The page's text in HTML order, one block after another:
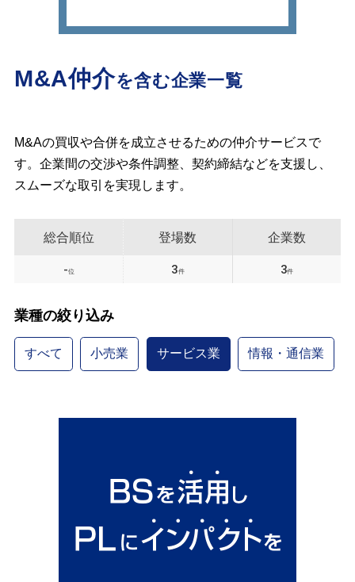
M&A仲介を含む企業一覧
M&Aの買収や合併を成立させるための仲介サービスで
す。企業間の交渉や条件調整、契約締結などを支援し、
スムーズな取引を実現します。
総合順位
-位
登場数
3件
企業数
3件
業種の絞り込み
すべて 小売業 サービス業 情報・通信業